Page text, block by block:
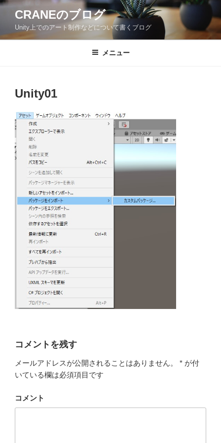
コ
ン
CRANEのブログ
Unity上でのアート制作などについて書くブログ
メニュー
Unity01
コメントを残す
メールアドレスが公開されることはありません。 * が付
いている欄は必須項目です
コメント